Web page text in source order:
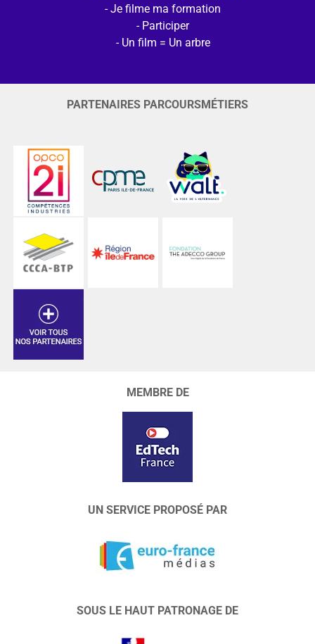
Je filme ma formation
Participer
Un film = Un arbre
PARTENAIRES PARCOURSMÉTIERS
MEMBRE DE
UN SERVICE PROPOSÉ PAR
SOUS LE HAUT PATRONAGE DE